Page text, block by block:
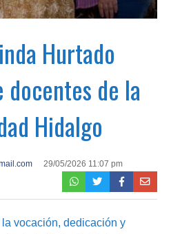
Hurtado
de la
Hidalgo
29/05/2026 11:07 pm
vocación, dedicación y